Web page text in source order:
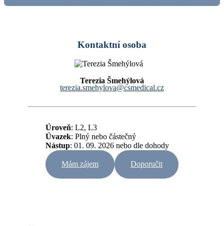
Kontaktní osoba
Terezia Šmehýlová
terezia.smehylova@csmedical.cz
Úroveň: L2, L3
Úvazek: Plný nebo částečný
Nástup: 01. 09. 2026 nebo dle dohody
Mám zájem Doporučit